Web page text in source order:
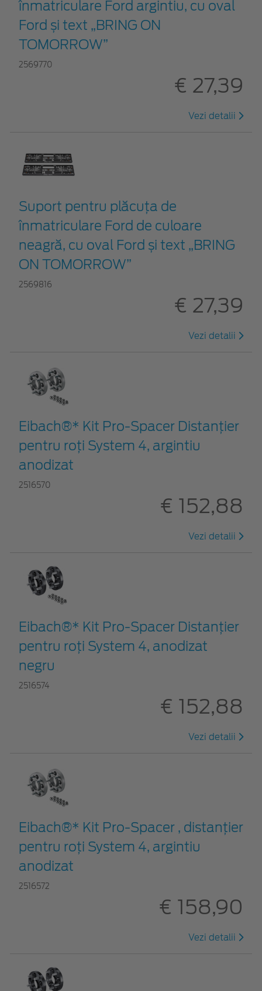
înmatriculare Ford argintiu, cu oval
Ford și text „BRING ON
TOMORROW”
2569770
€ 27,39
Vezi detalii
Suport pentru plăcuța de
înmatriculare Ford de culoare
neagră, cu oval Ford și text „BRING
ON TOMORROW”
2569816
€ 27,39
Vezi detalii
Eibach®* Kit Pro-Spacer Distanțier
pentru roți System 4, argintiu
anodizat
2516570
€ 152,88
Vezi detalii
Eibach®* Kit Pro-Spacer Distanțier
pentru roți System 4, anodizat
negru
2516574
€ 152,88
Vezi detalii
Eibach®* Kit Pro-Spacer , distanțier
pentru roți System 4, argintiu
anodizat
2516572
€ 158,90
Vezi detalii